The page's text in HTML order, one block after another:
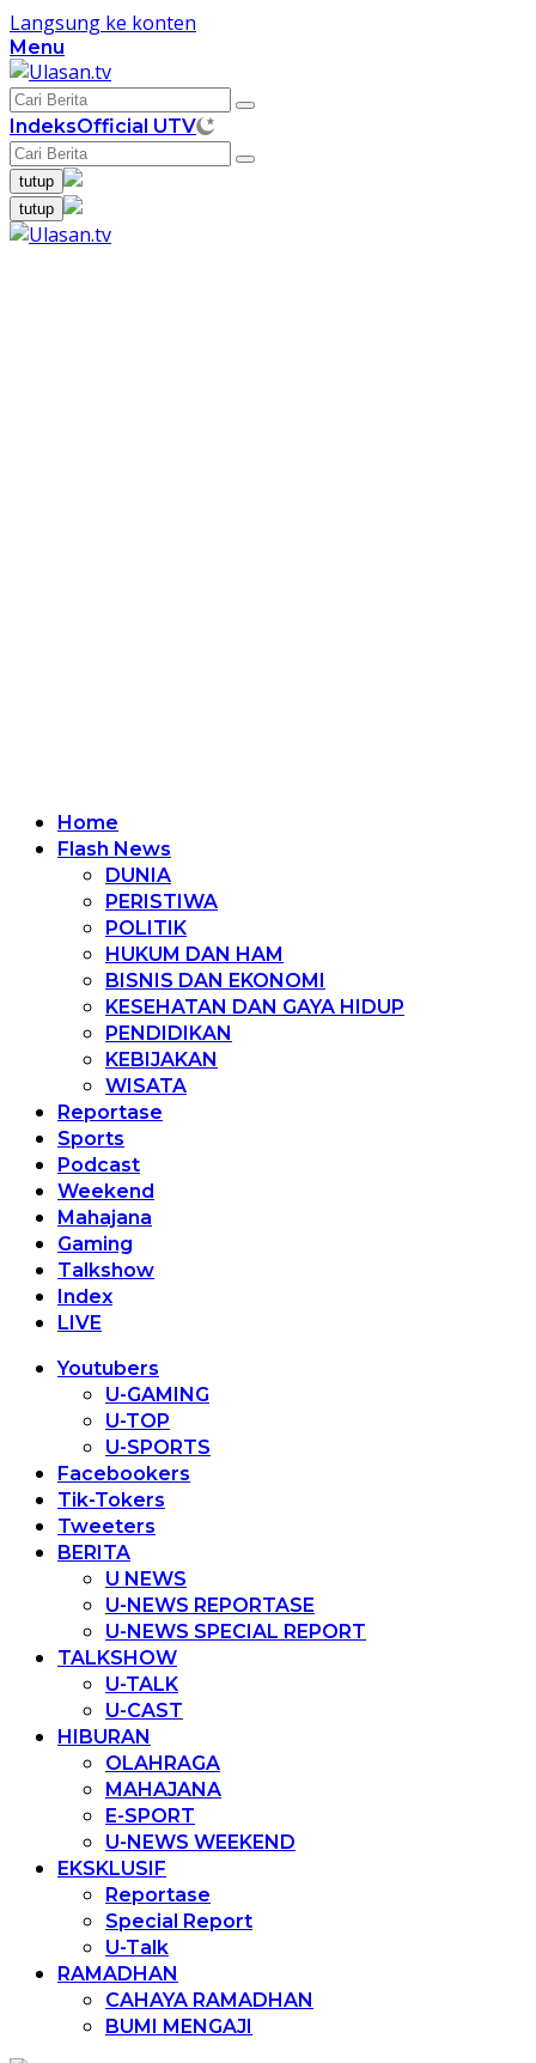
Langsung ke konten
Menu
IndeksOfficial UTV
tutup
tutup
Home
Flash News
DUNIA
PERISTIWA
POLITIK
HUKUM DAN HAM
BISNIS DAN EKONOMI
KESEHATAN DAN GAYA HIDUP
PENDIDIKAN
KEBIJAKAN
WISATA
Reportase
Sports
Podcast
Weekend
Mahajana
Gaming
Talkshow
Index
LIVE
Youtubers
U-GAMING
U-TOP
U-SPORTS
Facebookers
Tik-Tokers
Tweeters
BERITA
U NEWS
U-NEWS REPORTASE
U-NEWS SPECIAL REPORT
TALKSHOW
U-TALK
U-CAST
HIBURAN
OLAHRAGA
MAHAJANA
E-SPORT
U-NEWS WEEKEND
EKSKLUSIF
Reportase
Special Report
U-Talk
RAMADHAN
CAHAYA RAMADHAN
BUMI MENGAJI